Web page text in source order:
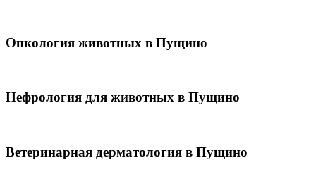
Онкология животных в Пущино
Нефрология для животных в Пущино
Ветеринарная дерматология в Пущино